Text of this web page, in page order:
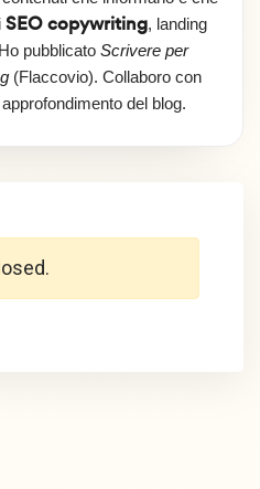
SEO copywriting, landing
pubblicato Scrivere per
(Flaccovio). Collaboro con
del blog.